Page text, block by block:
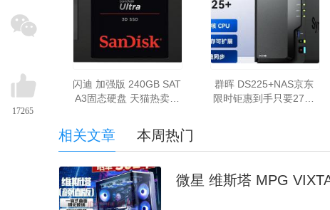
闪迪 加强版 240GB SAT
A3固态硬盘 天猫热卖仅
群晖 DS225+NAS京东
限时钜惠到手只要2743
相关文章 本周热门
微星 维斯塔 MPG
17265